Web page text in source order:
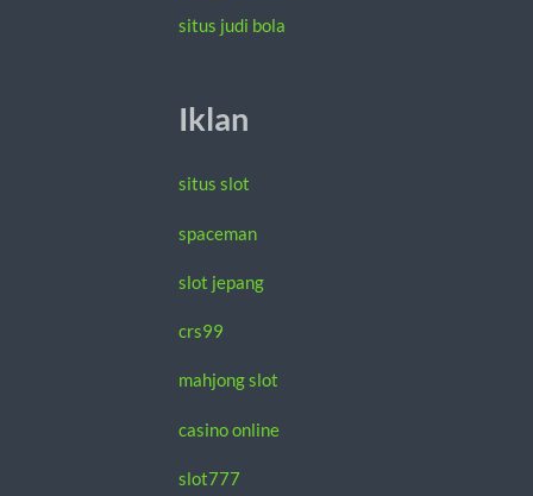
situs judi bola
Iklan
situs slot
spaceman
slot jepang
crs99
mahjong slot
casino online
slot777